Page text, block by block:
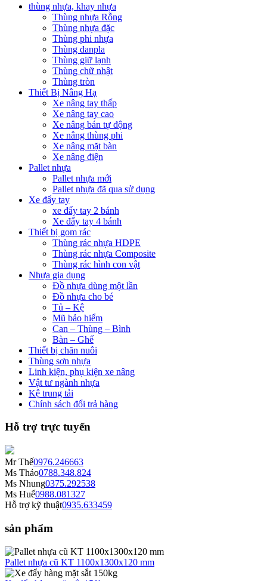
thùng nhựa, khay nhựa
Thùng nhựa Rỗng
Thùng nhựa đặc
Thùng phi nhựa
Thùng danpla
Thùng giữ lạnh
Thùng chữ nhật
Thùng tròn
Thiết Bị Nâng Hạ
Xe nâng tay thấp
Xe nâng tay cao
Xe nâng bán tự động
Xe nâng thùng phi
Xe nâng mặt bàn
Xe nâng điện
Pallet nhựa
Pallet nhựa mới
Pallet nhựa đã qua sử dụng
Xe đẩy tay
xe đẩy tay 2 bánh
Xe đẩy tay 4 bánh
Thiết bị gom rác
Thùng rác nhựa HDPE
Thùng rác nhựa Composite
Thùng rác hình con vật
Nhựa gia dụng
Đồ nhựa dùng một lần
Đồ nhựa cho bé
Tủ – Kệ
Mũ bảo hiểm
Can – Thùng – Bình
Bàn – Ghế
Thiết bị chăn nuôi
Thùng sơn nhựa
Linh kiện, phụ kiện xe nâng
Vật tư ngành nhựa
Kệ trung tải
Chính sách đổi trả hàng
Hỗ trợ trực tuyến
Mr Thế0976.246663
Ms Thảo0788.348.824
Ms Nhung0375.292538
Ms Huế0988.081327
Hỗ trợ kỹ thuật0935.633459
sản phẩm
Pallet nhựa cũ KT 1100x1300x120 mm